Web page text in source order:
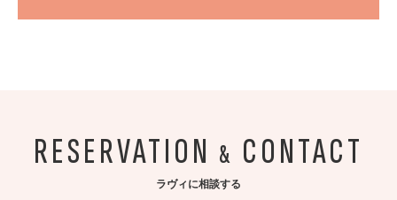
RESERVATION & CONTACT
ラヴィに相談する